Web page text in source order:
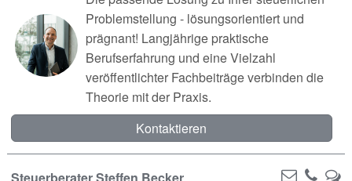
Problemstellung - lösungsorientiert und
prägnant! Langjährige praktische
Berufserfahrung und eine Vielzahl
veröffentlichter Fachbeiträge verbinden die
Theorie mit der Praxis.
Kontaktieren
Steuerberater Steffen Becker